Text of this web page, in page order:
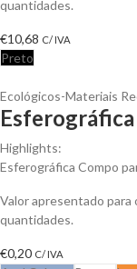
quantidades.
€10,68 C/ IVA
Preto
Ecológicos-Materiais
Highlights:
Esferográfica Compo
Valor apresentado para
quantidades.
€0,20 C/ IVA